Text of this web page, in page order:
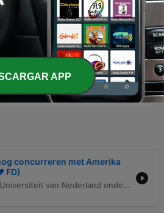
Maar misschien wel het
je je geld, je mensen en je
toevertrouwt.
metafoor die de kernwaarde van
en betrouwbare economische
concurreren met Amerika
FD)
In deze aflevering van de Universiteit van Nederland onderzoeken Anna Dijkman en hoogleraar Harry Garretse de economische positie van Europa in een wereld die wordt gedomineerd door de handelsmuren van de Verenigde Staten en de groeiende macht van China. De discussie richt zich op de vraag of Europa zijn potentieel onbenut laat door te veel te focussen op zwaktes en het niet volledig benutten van de interne markt. Het gesprek belicht hoe specialisatie, technologische vooruitgang en het optimaliseren van de Europese interne markt cruciaal zijn voor toekomstige welvaart. Er wordt gekeken naar de verschuiving van massa-industrie naar hoogwaardige niches en de rol van automatisering in het behouden van concurrentiekracht, waarbij de nadruk ligt op Europa als een betrouwbare omgeving met sterke randvoorwaarden voor bedrijven en werknemers.
APP